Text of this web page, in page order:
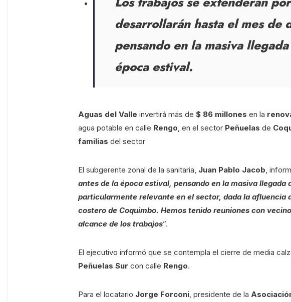
desarrollarán hasta el mes de
pensando en la masiva
época estival.
Aguas del Valle invertirá más de $ 86 millones en la
agua potable en calle Rengo , en el sector Peñuelas de
familias del sector
El subgerente zonal de la sanitaria, Juan Pablo Jacob ,
antes de la época estival, pensando en la masiva llegada
particularmente relevante en el sector, dada la afluencia
costero de Coquimbo. Hemos tenido reuniones con
alcance de los trabajos”.
El ejecutivo informó que se contempla el cierre de media
Peñuelas Sur con calle Rengo.
Para el locatario Jorge Forconi , presidente de la